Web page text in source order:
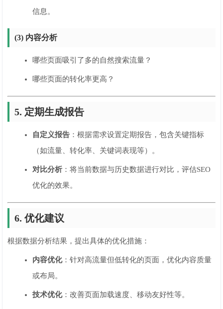
信息。
(3) 内容分析
哪些页面吸引了多的自然搜索流量？
哪些页面的转化率更高？
5. 定期生成报告
自定义报告 ：根据需求设置定期报告，包含关键指标
（如流量、转化率、关键词表现等）。
对比分析 ：将当前数据与历史数据进行对比，评估SEO
优化的效果。
6. 优化建议
根据数据分析结果，提出具体的优化措施：
内容优化：针对高流量但低转化的页面，优化内容质量
或布局。
技术优化：改善页面加载速度、移动友好性等。